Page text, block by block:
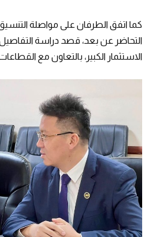
كما اتفق الطرفان على مواصلة
التحاضر عن بعد، قصد دراسة
الاستثمار الكبير، بالتعاون مع